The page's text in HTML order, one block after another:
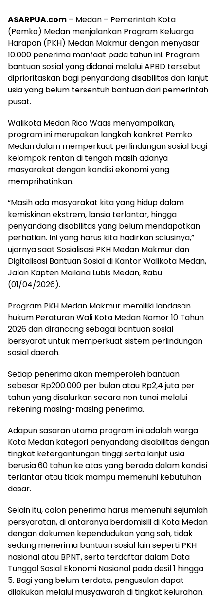
ASARPUA.com – Medan – Pemerintah Kota
(Pemko) Medan menjalankan Program Keluarga
Harapan (PKH) Medan Makmur dengan menyasar
10.000 penerima manfaat pada tahun ini. Program
bantuan sosial yang didanai melalui APBD tersebut
diprioritaskan bagi penyandang disabilitas dan lanjut
usia yang belum tersentuh bantuan dari pemerintah
pusat.
Walikota Medan Rico Waas menyampaikan,
program ini merupakan langkah konkret Pemko
Medan dalam memperkuat perlindungan sosial bagi
kelompok rentan di tengah masih adanya
masyarakat dengan kondisi ekonomi yang
memprihatinkan.
“Masih ada masyarakat kita yang hidup dalam
kemiskinan ekstrem, lansia terlantar, hingga
penyandang disabilitas yang belum mendapatkan
perhatian. Ini yang harus kita hadirkan solusinya,”
ujarnya saat Sosialisasi PKH Medan Makmur dan
Digitalisasi Bantuan Sosial di Kantor Walikota Medan,
Jalan Kapten Mailana Lubis Medan, Rabu
(01/04/2026).
Program PKH Medan Makmur memiliki landasan
hukum Peraturan Wali Kota Medan Nomor 10 Tahun
2026 dan dirancang sebagai bantuan sosial
bersyarat untuk memperkuat sistem perlindungan
sosial daerah.
Setiap penerima akan memperoleh bantuan
sebesar Rp200.000 per bulan atau Rp2,4 juta per
tahun yang disalurkan secara non tunai melalui
rekening masing-masing penerima.
Adapun sasaran utama program ini adalah warga
Kota Medan kategori penyandang disabilitas dengan
tingkat ketergantungan tinggi serta lanjut usia
berusia 60 tahun ke atas yang berada dalam kondisi
terlantar atau tidak mampu memenuhi kebutuhan
dasar.
Selain itu, calon penerima harus memenuhi sejumlah
persyaratan, di antaranya berdomisili di Kota Medan
dengan dokumen kependudukan yang sah, tidak
sedang menerima bantuan sosial lain seperti PKH
nasional atau BPNT, serta terdaftar dalam Data
Tunggal Sosial Ekonomi Nasional pada desil 1 hingga
5. Bagi yang belum terdata, pengusulan dapat
dilakukan melalui musyawarah di tingkat kelurahan.